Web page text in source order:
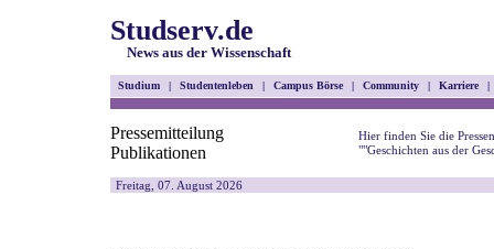
Studserv.de
News aus der Wissenschaft
Studium | Studentenleben | Campus Börse | Community | Karriere |
Pressemitteilung
Publikationen
Hier finden Sie die
""Geschichten aus der
Freitag, 07. August 2026